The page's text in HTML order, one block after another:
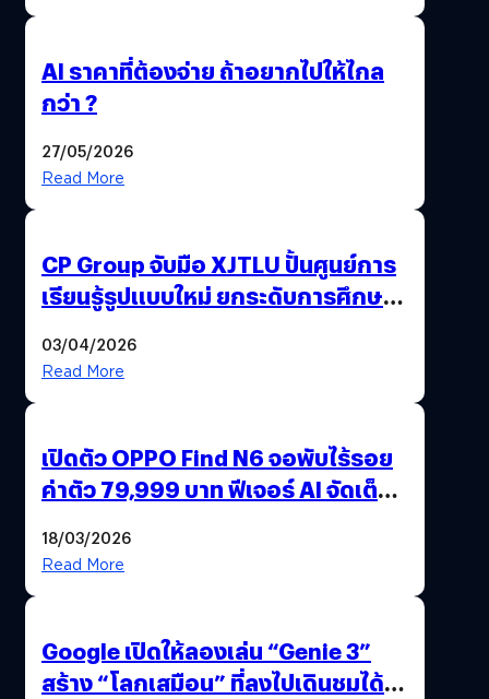
AI ราคาที่ต้องจ่าย ถ้าอยากไปให้ไกล
กว่า ?
27/05/2026
Read More
CP Group จับมือ XJTLU ปั้นศูนย์การ
เรียนรู้รูปแบบใหม่ ยกระดับการศึกษา
03/04/2026
Read More
เปิดตัว OPPO Find N6 จอพับไร้รอย
ค่าตัว 79,999 บาท ฟีเจอร์ AI จัดเต็ม
18/03/2026
Read More
Google เปิดให้ลองเล่น “Genie 3”
สร้าง “โลกเสมือน” ที่ลงไปเดินชมได้